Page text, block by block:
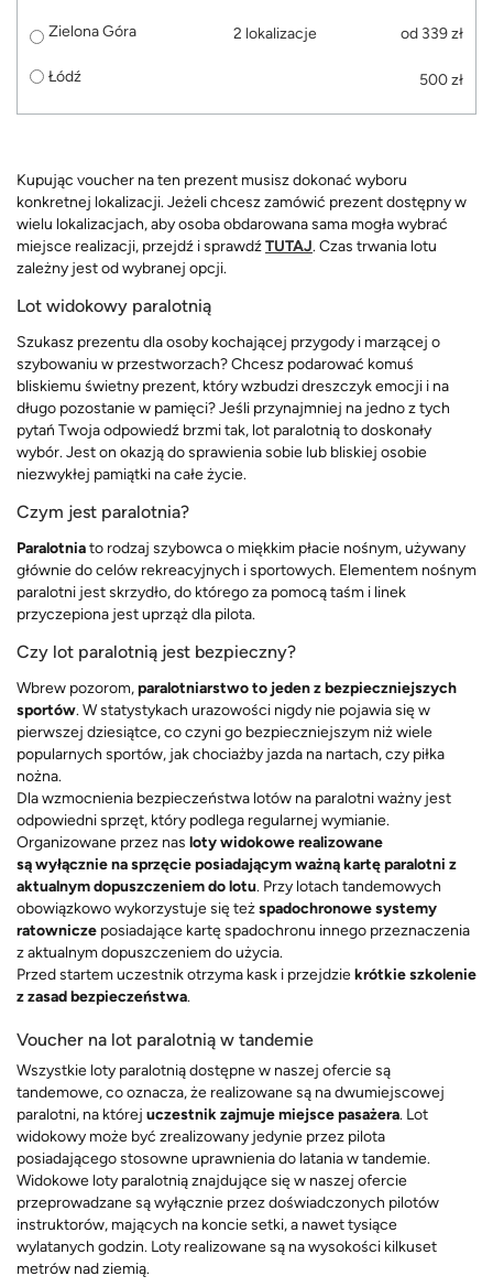
Zielona Góra 2 lokalizacje od 339 zł
Łódź 500 zł
Kupując voucher na ten prezent musisz dokonać wyboru
konkretnej lokalizacji. Jeżeli chcesz zamówić prezent dostępny w
wielu lokalizacjach, aby osoba obdarowana sama mogła wybrać
miejsce realizacji, przejdź i sprawdźTUTAJ. Czas trwania lotu
zależny jest od wybranej opcji.
Lot widokowy paralotnią
Szukasz prezentu dla osoby kochającej przygody i marzącej o
szybowaniu w przestworzach? Chcesz podarować komuś
bliskiemu świetny prezent, który wzbudzi dreszczyk emocji i na
długo pozostanie w pamięci? Jeśli przynajmniej na jedno z tych
pytań Twoja odpowiedź brzmi tak, lot paralotnią to doskonały
wybór. Jest on okazją do sprawienia sobie lub bliskiej osobie
niezwykłej pamiątki na całe życie.
Czym jest paralotnia?
Paralotniato rodzaj szybowca o miękkim płacie nośnym, używany
głównie do celów rekreacyjnych i sportowych. Elementem nośnym
paralotni jest skrzydło, do którego za pomocą taśm i linek
przyczepiona jest uprząż dla pilota.
Czy lot paralotnią jest bezpieczny?
Wbrew pozorom,paralotniarstwo to jeden z bezpieczniejszych
sportów. W statystykach urazowości nigdy nie pojawia się w
pierwszej dziesiątce, co czyni go bezpieczniejszym niż wiele
popularnych sportów, jak chociażby jazda na nartach, czy piłka
nożna.
Dla wzmocnienia bezpieczeństwa lotów na paralotni ważny jest
odpowiedni sprzęt, który podlega regularnej wymianie.
Organizowane przez nas loty widokowe realizowane
sąwyłącznie na sprzęcie posiadającym ważną kartę paralotni z
aktualnym dopuszczeniem do lotu. Przy lotach tandemowych
obowiązkowo wykorzystuje się teżspadochronowe systemy
ratownicze posiadające kartę spadochronu innego przeznaczenia
z aktualnym dopuszczeniem do użycia.
Przed startem uczestnik otrzyma kask i przejdziekrótkie szkolenie
z zasad bezpieczeństwa.
Voucher na lot paralotnią w tandemie
Wszystkie loty paralotnią dostępne w naszej ofercie są
tandemowe, co oznacza, że realizowane są na dwumiejscowej
paralotni, na której uczestnik zajmuje miejsce pasażera. Lot
widokowy może być zrealizowany jedynie przez pilota
posiadającego stosowne uprawnienia do latania w tandemie.
Widokowe loty paralotnią znajdujące się w naszej ofercie
przeprowadzane są wyłącznie przez doświadczonych pilotów
instruktorów, mających na koncie setki, a nawet tysiące
wylatanych godzin. Loty realizowane są na wysokości kilkuset
metrów nad ziemią.